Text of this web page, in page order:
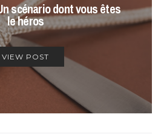
scénario dont vous êtes
le héros
VIEW POST